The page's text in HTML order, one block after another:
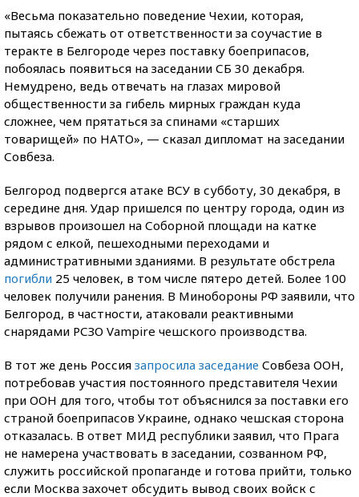
«Весьма показательно поведение Чехии, которая,
пытаясь сбежать от ответственности за соучастие в
теракте в Белгороде через поставку боеприпасов,
побоялась появиться на заседании СБ 30 декабря.
Немудрено, ведь отвечать на глазах мировой
общественности за гибель мирных граждан куда
сложнее, чем прятаться за спинами «старших
товарищей» по НАТО», — сказал дипломат на заседании
Совбеза.
Белгород подвергся атаке ВСУ в субботу, 30 декабря, в
середине дня. Удар пришелся по центру города, один из
взрывов произошел на Соборной площади на катке
рядом с елкой, пешеходными переходами и
административными зданиями. В результате обстрела
погибли 25 человек, в том числе пятеро детей. Более 100
человек получили ранения. В Минобороны РФ заявили, что
Белгород, в частности, атаковали реактивными
снарядами РСЗО Vampire чешского производства.
В тот же день Россия запросила заседание Совбеза ООН,
потребовав участия постоянного представителя Чехии
при ООН для того, чтобы тот объяснился за поставки его
страной боеприпасов Украине, однако чешская сторона
отказалась. В ответ МИД республики заявил, что Прага
не намерена участвовать в заседании, созванном РФ,
служить российской пропаганде и готова прийти, только
если Москва захочет обсудить вывод своих войск с